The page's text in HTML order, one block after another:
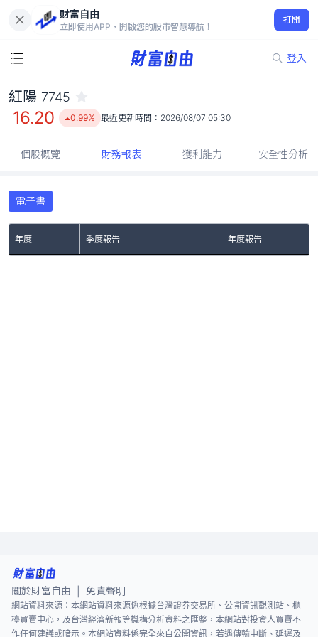
財富自由
立即使用APP，開啟您的股市智慧導航！
打開
登入
16.20
0.99%
紅陽 7745
16.20 0.99% 最近更新時間： 2026/08/07 05:30
個股概覽 財務報表 獲利能力 安全性分析
電子書
年度 季度報告 年度報告
關於財富自由 免責聲明
網站資料來源：本網站資料來源係根據台灣證券交易所、公開資訊觀測站、櫃
檯買賣中心，及台灣經濟新報等機構分析資料之匯整，本網站對投資人買賣不
作任何建議或暗示。本網站資料係完全來自公開資訊，若遇傳輸中斷、延遲及